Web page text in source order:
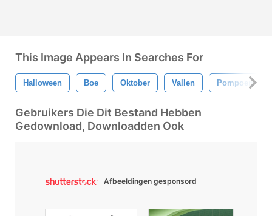
This Image Appears In Searches For
Halloween Boe Oktober Vallen Pompoen
Gebruikers Die Dit Bestand Hebben
Gedownload, Downloadden Ook
Afbeeldingen gesponsord